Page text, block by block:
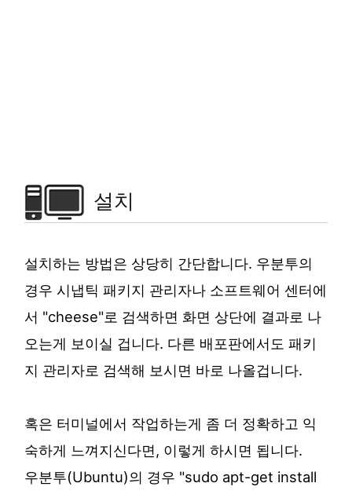
설치
설치하는 방법은 상당히 간단합니다. 우분투의
경우 시냅틱 패키지 관리자나 소프트웨어 센터에
서 "cheese"로 검색하면 화면 상단에 결과로 나
오는게 보이실 겁니다. 다른 배포판에서도 패키
지 관리자로 검색해 보시면 바로 나올겁니다.
혹은 터미널에서 작업하는게 좀 더 정확하고 익
숙하게 느껴지신다면, 이렇게 하시면 됩니다.
우분투(Ubuntu)의 경우 "sudo apt-get install